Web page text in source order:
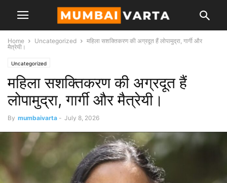
Home Uncategorized
महिला सशक्तिकरण की अग्रदूत हैं लोपामुद्रा, गार्गी और
मैत्रेयी।
Uncategorized
महिला सशक्तिकरण की अग्रदूत हैं
लोपामुद्रा, गार्गी और मैत्रेयी।
By mumbaivarta - July 8, 2026